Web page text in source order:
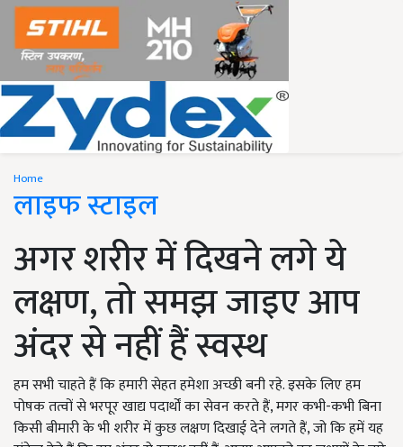
Home
लाइफ स्टाइल
अगर शरीर में दिखने लगे ये
लक्षण, तो समझ जाइए आप
अंदर से नहीं हैं स्वस्थ
हम सभी चाहते हैं कि हमारी सेहत हमेशा अच्छी बनी रहे. इसके लिए हम
पोषक तत्वों से भरपूर खाद्य पदार्थों का सेवन करते हैं, मगर कभी-कभी बिना
किसी बीमारी के भी शरीर में कुछ लक्षण दिखाई देने लगते हैं, जो कि हमें यह